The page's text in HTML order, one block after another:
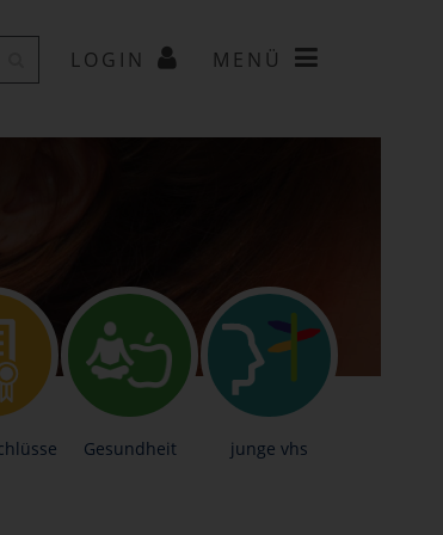
LOGIN MENÜ
Gesundheit junge vhs